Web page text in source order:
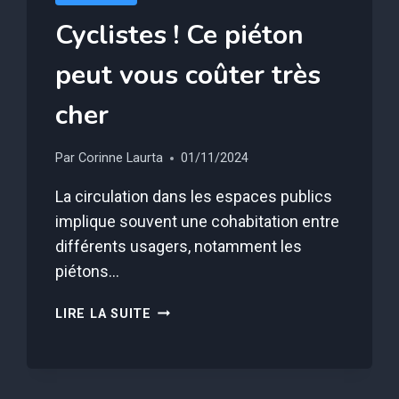
Cyclistes ! Ce piéton
peut vous coûter très
cher
Par Corinne Laurta 01/11/2024
La circulation dans les espaces publics
implique souvent une cohabitation entre
différents usagers, notamment les
piétons…
LIRE LA SUITE CYCLISTES